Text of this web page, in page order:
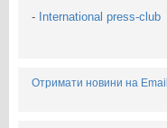
- International press-club
Отримати новини на Email